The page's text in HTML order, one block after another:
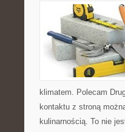
klimatem. Polecam
kontaktu z stroną
kulinarnością. To nie